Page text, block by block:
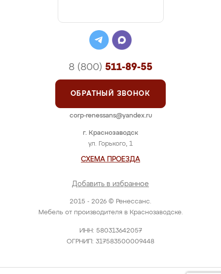
2015 - 2026 © Ренессанс.
Мебель от производителя в Краснозаводске.
ИНН: 580313642057
ОГРНИП: 317583500009448
г. Краснозаводск
ул. Горького, 1
СХЕМА ПРОЕЗДА
Добавить в избранное
8 (800) 511-89-55
ОБРАТНЫЙ ЗВОНОК
corp-renessans@yandex.ru